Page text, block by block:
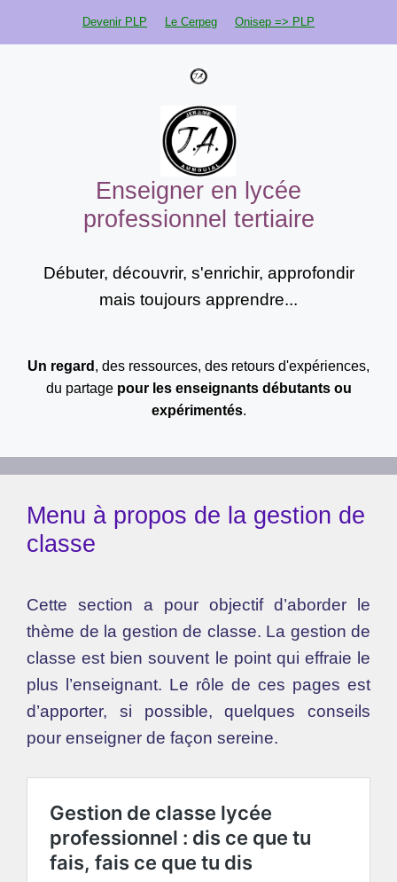
Devenir PLP Le Cerpeg Onisep => PLP
Enseigner en lycée
professionnel tertiaire
Débuter, découvrir, s'enrichir, approfondir
mais toujours apprendre...
Un regard , des ressources, des retours d'expériences,
du partage pour les enseignants débutants ou
expérimentés.
Menu à propos de la gestion de
classe
Cette section a pour objectif d’aborder le
thème de la gestion de classe. La gestion de
classe est bien souvent le point qui effraie le
plus l’enseignant. Le rôle de ces pages est
d’apporter, si possible, quelques conseils
pour enseigner de façon sereine.